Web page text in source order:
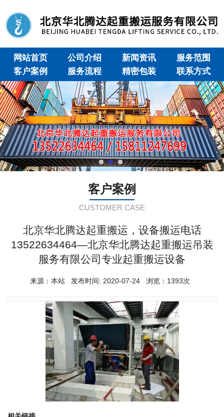
网站首页 公司介绍 新闻资讯
服务范围
客户案例
服务流程 精密包装 联系方式
客户案例
CUSTOMER CASE
北京华北腾达起重搬运，设备搬运电话
13522634464—北京华北腾达起重搬运吊装
服务有限公司专业起重搬运设备
来源：本站 发布时间: 2020-07-24 浏览：1393次